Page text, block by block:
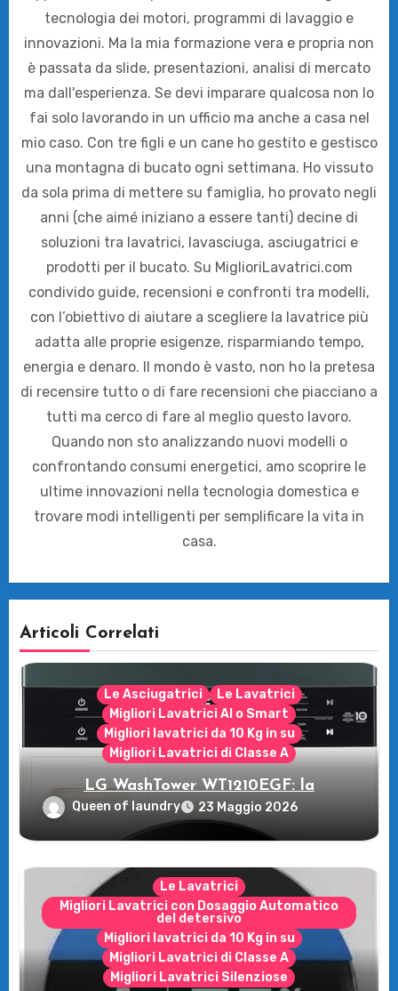
tecnologia dei motori, programmi di lavaggio e
innovazioni. Ma la mia formazione vera e propria non
è passata da slide, presentazioni, analisi di mercato
ma dall'esperienza. Se devi imparare qualcosa non lo
fai solo lavorando in un ufficio ma anche a casa nel
mio caso. Con tre figli e un cane ho gestito e gestisco
una montagna di bucato ogni settimana. Ho vissuto
da sola prima di mettere su famiglia, ho provato negli
anni (che aimé iniziano a essere tanti) decine di
soluzioni tra lavatrici, lavasciuga, asciugatrici e
prodotti per il bucato. Su MiglioriLavatrici.com
condivido guide, recensioni e confronti tra modelli,
con l’obiettivo di aiutare a scegliere la lavatrice più
adatta alle proprie esigenze, risparmiando tempo,
energia e denaro. Il mondo è vasto, non ho la pretesa
di recensire tutto o di fare recensioni che piacciano a
tutti ma cerco di fare al meglio questo lavoro.
Quando non sto analizzando nuovi modelli o
confrontando consumi energetici, amo scoprire le
ultime innovazioni nella tecnologia domestica e
trovare modi intelligenti per semplificare la vita in
casa.
Articoli Correlati
Le Asciugatrici
Le Lavatrici
Migliori Lavatrici AI o Smart
Migliori lavatrici da 10 Kg in su
Migliori Lavatrici di Classe A
LG WashTower WT1210EGF: la
rivoluzione intelligente per il tuo bucato!
Queen of laundry 23 Maggio 2026
Le Lavatrici
Migliori Lavatrici con Dosaggio Automatico
del detersivo
Migliori lavatrici da 10 Kg in su
Migliori Lavatrici di Classe A
Migliori Lavatrici Silenziose